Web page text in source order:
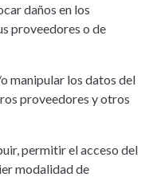
daños en los
proveedores o de
manipular los datos del
proveedores y otros
permitir el acceso del
modalidad de